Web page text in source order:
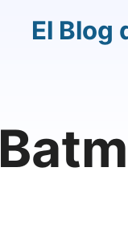
El Blog